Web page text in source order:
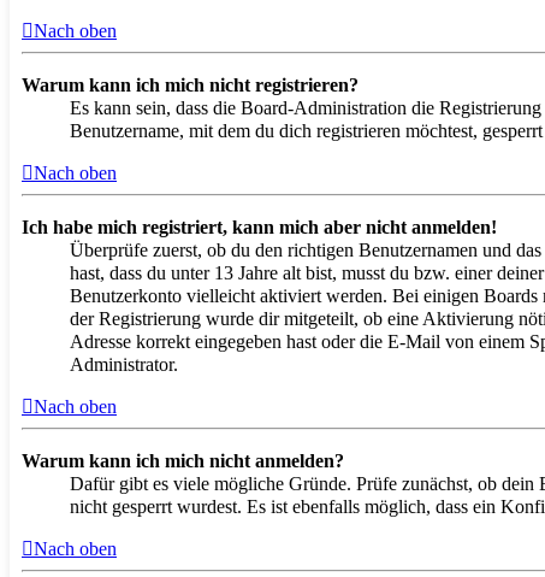
Nach oben
Warum kann ich mich nicht registrieren?
Es kann sein, dass die Board-Administration die
Benutzername, mit dem du dich registrieren möchtest,
Nach oben
Ich habe mich registriert, kann mich aber nicht anmelden!
Überprüfe zuerst, ob du den richtigen Benutzernamen und
hast, dass du unter 13 Jahre alt bist, musst du bzw. einer
Benutzerkonto vielleicht aktiviert werden. Bei einigen Boards
der Registrierung wurde dir mitgeteilt, ob eine Aktivierung
Adresse korrekt eingegeben hast oder die E-Mail von einem
Administrator.
Nach oben
Warum kann ich mich nicht anmelden?
Dafür gibt es viele mögliche Gründe. Prüfe zunächst, ob
nicht gesperrt wurdest. Es ist ebenfalls möglich, dass ein
Nach oben